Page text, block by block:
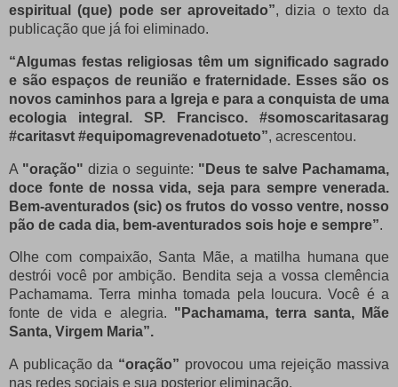
espiritual (que) pode ser aproveitado”, dizia o texto da
publicação que já foi eliminado.
“Algumas festas religiosas têm um significado sagrado
e são espaços de reunião e fraternidade. Esses são os
novos caminhos para a Igreja e para a conquista de uma
ecologia integral. SP. Francisco. #somoscaritasarag
#caritasvt #equipomagrevenadotueto”, acrescentou.
A "oração" dizia o seguinte: "Deus te salve Pachamama,
doce fonte de nossa vida, seja para sempre venerada.
Bem-aventurados (sic) os frutos do vosso ventre, nosso
pão de cada dia, bem-aventurados sois hoje e sempre”.
Olhe com compaixão, Santa Mãe, a matilha humana que
destrói você por ambição.
Bendita seja a vossa clemência
Pachamama.Terra minha tomada pela loucura.Você é a
fonte de vida e alegria. "Pachamama, terra santa, Mãe
Santa, Virgem Maria”.
A publicação da “oração” provocou uma rejeição massiva
nas redes sociais e sua posterior eliminação.